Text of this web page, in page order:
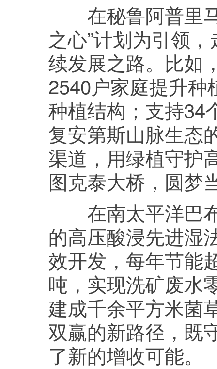
在秘鲁阿普里马
之心”计划为引领
续发展之路。比如
2540户家庭提升种
种植结构；支持34
复安第斯山脉生态
渠道，用绿植守护
图克泰大桥，圆梦
在南太平洋巴布
的高压酸浸先进湿
效开发，每年节能
吨，实现洗矿废水
建成千余平方米菌
双赢的新路径，既
了新的增收可能。